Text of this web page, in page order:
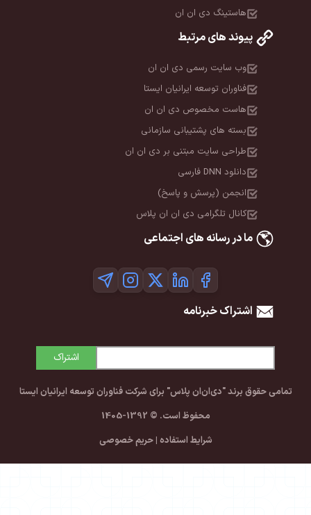
هاستینگ دی ان ان
پیوند های مرتبط
وب سایت رسمی دی ان ان
فناوران توسعه ایرانیان ایستا
هاست مخصوص دی ان ان
بسته های پشتیبانی سازمانی
طراحی سایت مبتنی بر دی ان ان
دانلود DNN فارسی
انجمن (پرسش و پاسخ)
کانال تلگرامی دی ان ان پلاس
ما در رسانه های اجتماعی
اشتراک خبرنامه
اشتراک
تمامی حقوق برند "دی‌ان‌ان پلاس" برای شرکت فناوران توسعه ایرانیان ایستا
محفوظ است. © 1392-1405
شرایط استفاده|حریم خصوصی